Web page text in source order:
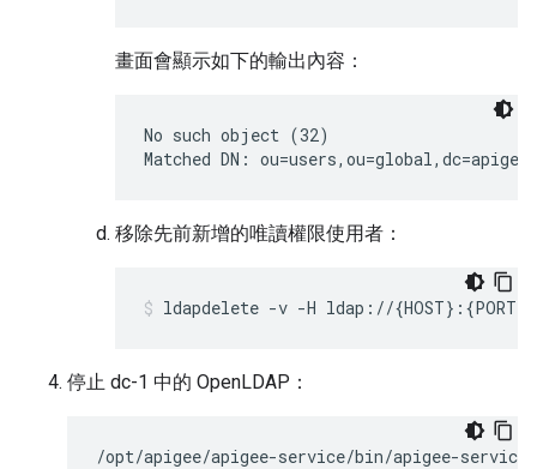
畫面會顯示如下的輸出內容：
No such object (32)
Matched DN:
移除先前新增的唯讀權限使用者：
ldapdelete -v -H ldap://{HOST}:{PORT}
停止 dc-1 中的 OpenLDAP：
/opt/apigee/apigee-service/bin/apigee-service